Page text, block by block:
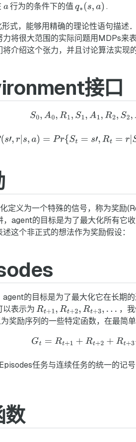
行为的条件下的值 .
式，能够用精确的理论性语句描述
将很大范围的实际问题用MDPs来
介绍这个张力，并且讨论算法实现
接口
定义为一个特殊的信号，称为奖
agent的目标是为了最大化所有它
这个非正式的想法作为奖励假设：
的目标是为了最大化它在长期
表示为
，
奖励序列的一些特定函数，在最简
任务与连续任务的统一的记
数